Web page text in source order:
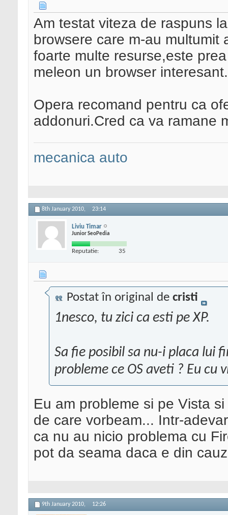
Am testat viteza de raspuns
browsere care m-au
foarte multe resurse,este
meleon un browser interesant.
Opera recomand pentru ca
addonuri.Cred ca va ramane
mecanica auto
8th January 2010, 23:14
Liviu Timar
Junior SeoPedia
Reputatie: 35
Postat în original de cristi
1nesco, tu zici ca esti pe XP.
Sa fie posibil sa nu-i placa lui
probleme ce OS aveti ? Eu cu
Eu am probleme si pe Vista
de care vorbeam... Intr-
ca nu au nicio problema cu
pot da seama daca e din
9th January 2010, 12:26